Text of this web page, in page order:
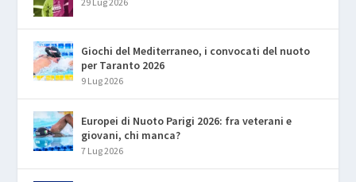
Giochi del Mediterraneo, i convocati del nuoto
per Taranto 2026
9 Lug 2026
Europei di Nuoto Parigi 2026: fra veterani e
giovani, chi manca?
7 Lug 2026